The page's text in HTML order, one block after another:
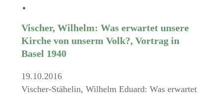
Vischer, Wilhelm: Was erwartet unsere
Kirche von unserm Volk?, Vortrag in
Basel 1940
19.10.2016
Vischer-Stähelin, Wilhelm Eduard: Was erwartet